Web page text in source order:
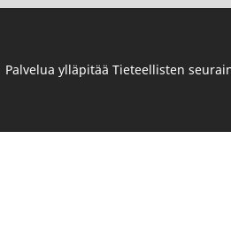
Palvelua ylläpitää Tieteellisten